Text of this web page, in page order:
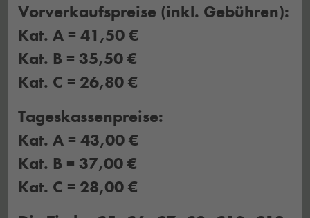
Vorverkaufspreise (inkl. Gebühren):
Kat. A = 41,50 €
Kat. B = 35,50 €
Kat. C = 26,80 €
Tageskassenpreise:
Kat. A = 43,00 €
Kat. B = 37,00 €
Kat. C = 28,00 €